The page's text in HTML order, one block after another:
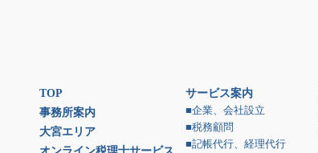
TOP
事務所案内
大宮エリア
サービス案内
■企業、会社設立
■税務顧問
■記帳代行、経理代行